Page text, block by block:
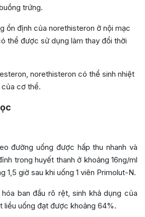
trứng.
ổn định của norethisteron ở nội mạc
thể được sử dụng làm thay đổi thời
norethisteron có thể sinh nhiệt
của cơ thể.
đường uống được hấp thu nhanh và
trong huyết thanh ở khoảng 16ng/ml
1,5 giờ sau khi uống 1 viên Primolut-N.
ban đầu rõ rệt, sinh khả dụng của
liều uống đạt được khoảng 64%.